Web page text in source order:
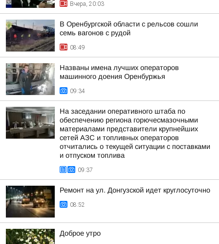
Вчера, 20:03
В Оренбургской области с рельсов сошли
семь вагонов с рудой
08:49
Названы имена лучших операторов
машинного доения Оренбуржья
09:34
На заседании оперативного штаба по
обеспечению региона горючесмазочными
материалами представители крупнейших
сетей АЗС и топливных операторов
отчитались о текущей ситуации с поставками
и отпуском топлива
09:37
Ремонт на ул. Донгузской идет круглосуточно
08:52
Доброе утро